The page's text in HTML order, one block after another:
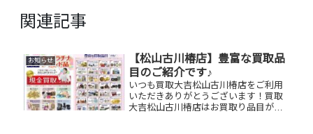
関連記事
お知らせ
【松山古川椿店】豊富な買取品
目のご紹介です♪
いつも買取大吉松山古川椿店をご利用
いただきありがとうございます！買取
大吉松山古川椿店はお買取り品目が豊